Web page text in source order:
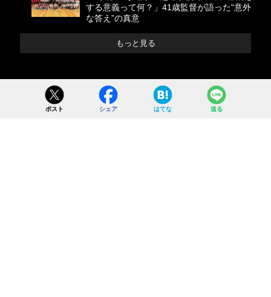
する意義って何？」41歳監督が語った“意外
な答え”の真意
もっと見る
ポスト シェア はてな 送る